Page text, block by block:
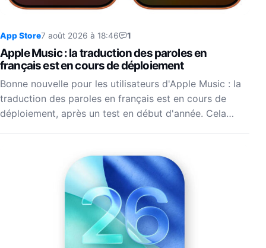
App Store7 août 2026 à 18:46 1
Apple Music : la traduction des paroles en
français est en cours de déploiement
Bonne nouvelle pour les utilisateurs d'Apple Music : la
traduction des paroles en français est en cours de
déploiement, après un test en début d'année. Cela…